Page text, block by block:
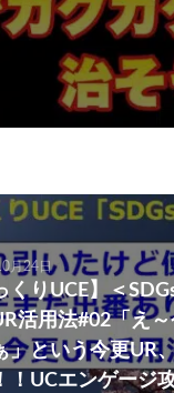
月24日
くりUCE】＜
活用法#02「え
」という今更UR
！UCエンゲージ